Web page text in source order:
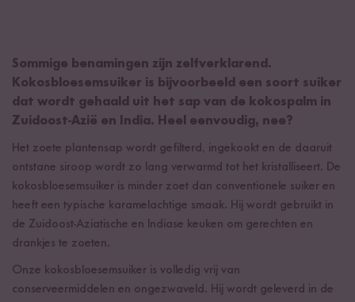
Sommige benamingen zijn zelfverklarend.
Kokosbloesemsuiker is bijvoorbeeld een soort suiker
dat wordt gehaald uit het sap van de kokospalm in
Zuidoost-Azië en India. Heel eenvoudig, nee?
Het zoete plantensap wordt gefilterd, ingekookt en de daaruit
ontstane siroop wordt zo lang verwarmd tot het kristalliseert. De
kokosbloesemsuiker is minder zoet dan conventionele suiker en
heeft een typische karamelachtige smaak. Hij wordt gebruikt in
de Zuidoost-Aziatische en Indiase keuken om gerechten en
drankjes te zoeten.
Onze kokosbloesemsuiker is volledig vrij van
conserveermiddelen en ongezwaveld. Hij wordt geleverd in de